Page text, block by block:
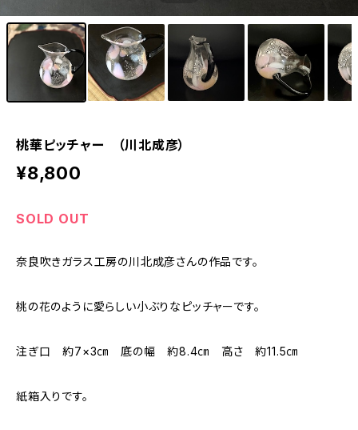
桃華ピッチャー （川北成彦）
¥8,800
SOLD OUT
奈良吹きガラス工房の川北成彦さんの作品です。
桃の花のように愛らしい小ぶりなピッチャーです。
注ぎ口 約7×3㎝ 底の幅 約8.4㎝ 高さ 約11.5㎝
紙箱入りです。